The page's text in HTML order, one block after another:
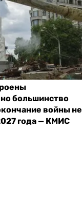
большинство
войны не
года — КМИС